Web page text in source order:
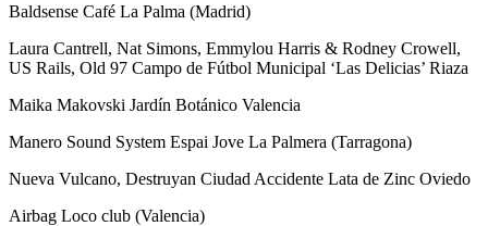
Baldsense Café La Palma (Madrid)
Laura Cantrell, Nat Simons, Emmylou Harris & Rodney Crowell,
US Rails, Old 97 Campo de Fútbol Municipal ‘Las Delicias’ Riaza
Maika Makovski Jardín Botánico Valencia
Manero Sound System Espai Jove La Palmera (Tarragona)
Nueva Vulcano, Destruyan Ciudad Accidente Lata de Zinc Oviedo
Airbag Loco club (Valencia)